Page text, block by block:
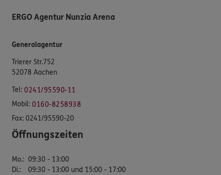
ERGO Agentur Nunzia Arena
Generalagentur
Trierer Str.752
52078 Aachen
Tel: 0241/95590-11
Mobil: 0160-8258938
Fax: 0241/95590-20
Öffnungszeiten
Mo.: 09:30 - 13:00
Di.:
09:30 - 13:00 und 15:00 - 17:00